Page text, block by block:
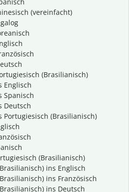
(vereinfacht)
(Brasilianisch)
Englisch
Spanisch
Deutsch
Portugiesisch (Brasilianisch)
(Brasilianisch)
ins Englisch
ins Französisch
ins Deutsch